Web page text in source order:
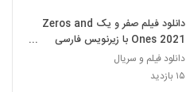
دانلود فیلم صفر و یک Zeros and
Ones 2021 با زیرنویس فارسی
چسبیده
دانلود فیلم و سریال
۱۵ بازدید